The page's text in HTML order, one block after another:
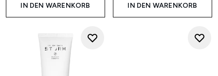
IN DEN WARENKORB IN DEN WARENKORB